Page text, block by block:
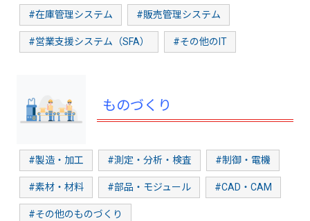
#在庫管理システム #販売管理システム
#営業支援システム（SFA） #その他のIT
ものづくり
#製造・加工 #測定・分析・検査 #制御・電機
#素材・材料 #部品・モジュール #CAD・CAM
#その他のものづくり